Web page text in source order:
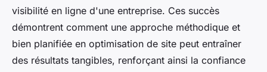
visibilité en ligne d'une entreprise. Ces succès
démontrent comment une approche méthodique et
bien planifiée en optimisation de site peut entraîner
des résultats tangibles, renforçant ainsi la confiance